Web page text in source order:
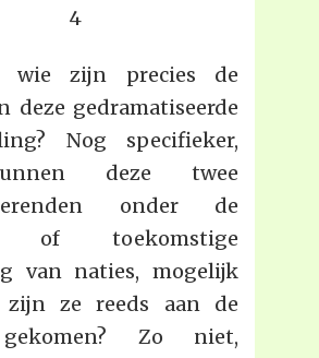
4
wie zijn precies de
deze gedramatiseerde
Nog specifieker,
deze twee
onder de
of toekomstige
van naties, mogelijk
ze reeds aan de
Zo niet,